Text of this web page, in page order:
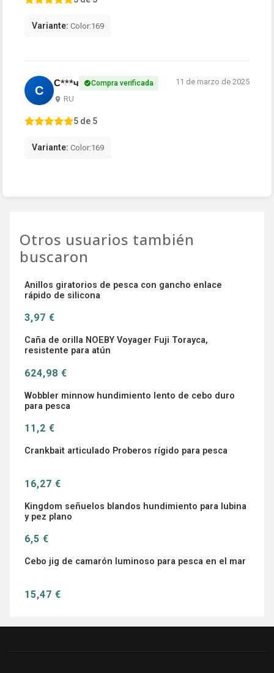
Variante: Color:169
С С***ч Compra verificada
RU
11 de marzo de 2025
5 de 5
Variante: Color:169
Otros usuarios también
buscaron
Anillos giratorios de pesca con gancho enlace
rápido de silicona
3,97 €
Caña de orilla NOEBY Voyager Fuji Torayca,
resistente para atún
624,98 €
Wobbler minnow hundimiento lento de cebo duro
para pesca
11,2 €
Crankbait articulado Proberos rígido para pesca
16,27 €
Kingdom señuelos blandos hundimiento para lubina
y pez plano
6,5 €
Cebo jig de camarón luminoso para pesca en el mar
15,47 €